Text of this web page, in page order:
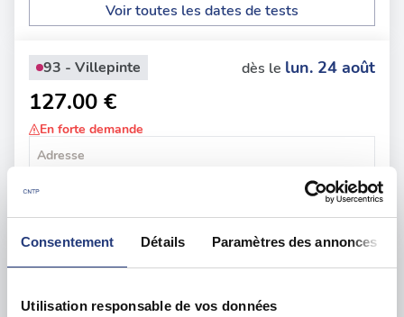
Consentement Détails Paramètres des annonces
Utilisation responsable de vos données
Voir toutes les dates de tests
93 - Villepinte dès le lun. 24 août
127.00 €
En forte demande
Adresse
93 - Montreuil dès lemer. 26 août
123.00 €